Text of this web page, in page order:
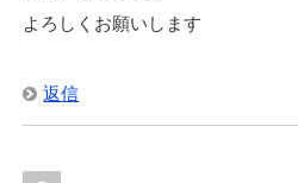
よろしくお願いします
返信